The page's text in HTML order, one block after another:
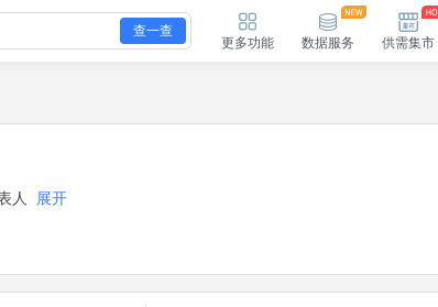
查一查
更多功能 数据服务 供需集市
人 展开